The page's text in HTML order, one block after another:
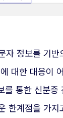
자 정보를 기
대한 대응이
를 통한 신분증
한계점을 가지